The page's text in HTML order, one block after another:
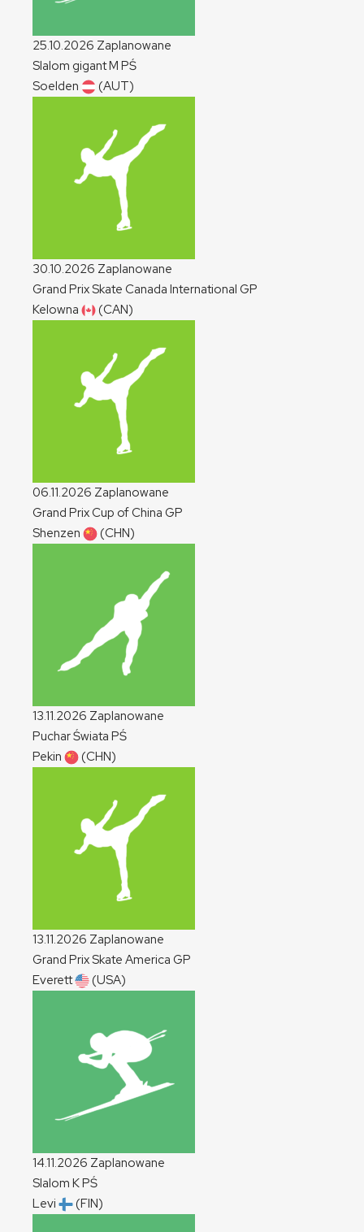
25.10.2026 Zaplanowane
Slalom gigantM PŚ
Soelden
(AUT)
30.10.2026 Zaplanowane
Grand Prix Skate Canada International GP
Kelowna
(CAN)
06.11.2026 Zaplanowane
Grand Prix Cup of China GP
Shenzen
(CHN)
13.11.2026 Zaplanowane
Puchar Świata PŚ
Pekin
(CHN)
13.11.2026 Zaplanowane
Grand Prix Skate America GP
Everett
(USA)
14.11.2026 Zaplanowane
Slalom KPŚ
Levi
(FIN)